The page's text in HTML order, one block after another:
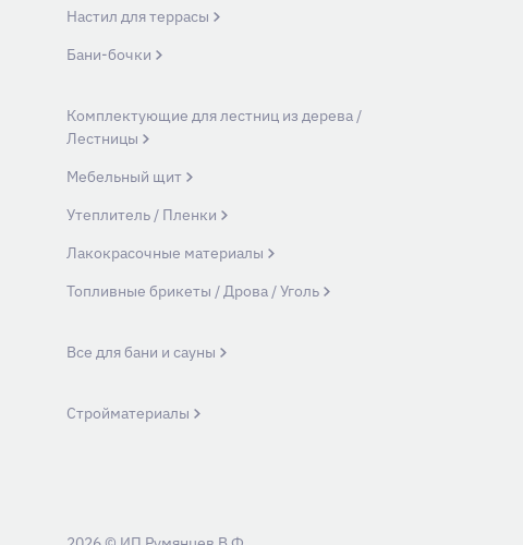
Настил для террасы
Бани-бочки
Комплектующие для лестниц из дерева /
Лестницы
Мебельный щит
Утеплитель / Пленки
Лакокрасочные материалы
Топливные брикеты / Дрова / Уголь
Все для бани и сауны
Стройматериалы